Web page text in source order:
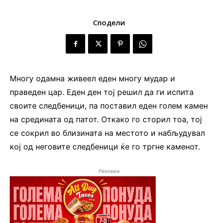
Сподели
Многу одамна живеел еден многу мудар и
праведен цар. Еден ден тој решил да ги испита
своите следбеници, па поставил еден голем камен
на средината од патот. Откако го сторил тоа, тој
се сокрил во близината на местото и набљудувал
кој од неговите следбеници ќе го тргне каменот.
Реклама